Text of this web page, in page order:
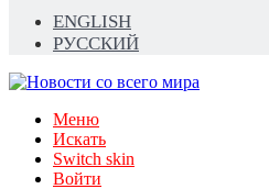
ENGLISH
РУССКИЙ
Меню
Искать
Switch skin
Войти